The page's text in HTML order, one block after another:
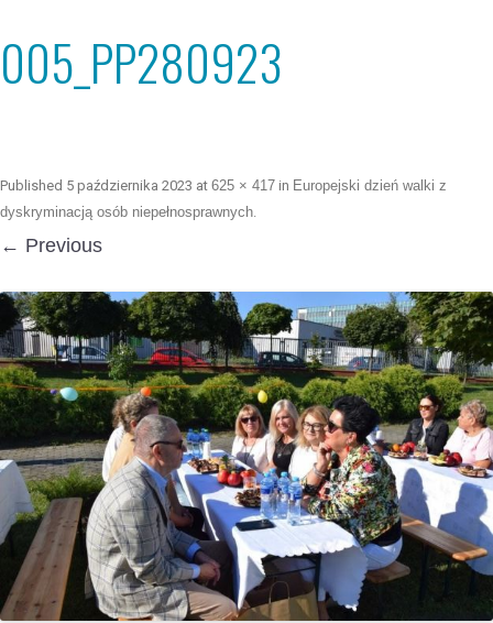
005_PP280923
Published 5 października 2023 at 625 × 417 in Europejski dzień walki z
dyskryminacją osób niepełnosprawnych.
← Previous